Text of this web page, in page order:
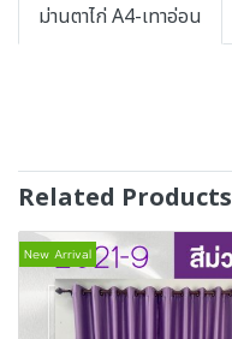
ม่านตาไก่ A4-เทาอ่อน
Related Products
New Arrival